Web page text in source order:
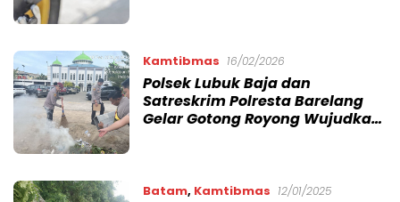
Kamtibmas 16/02/2026
Polsek Lubuk Baja dan
Satreskrim Polresta Barelang
Gelar Gotong Royong Wujudkan
Batam, Kamtibmas 12/01/2025